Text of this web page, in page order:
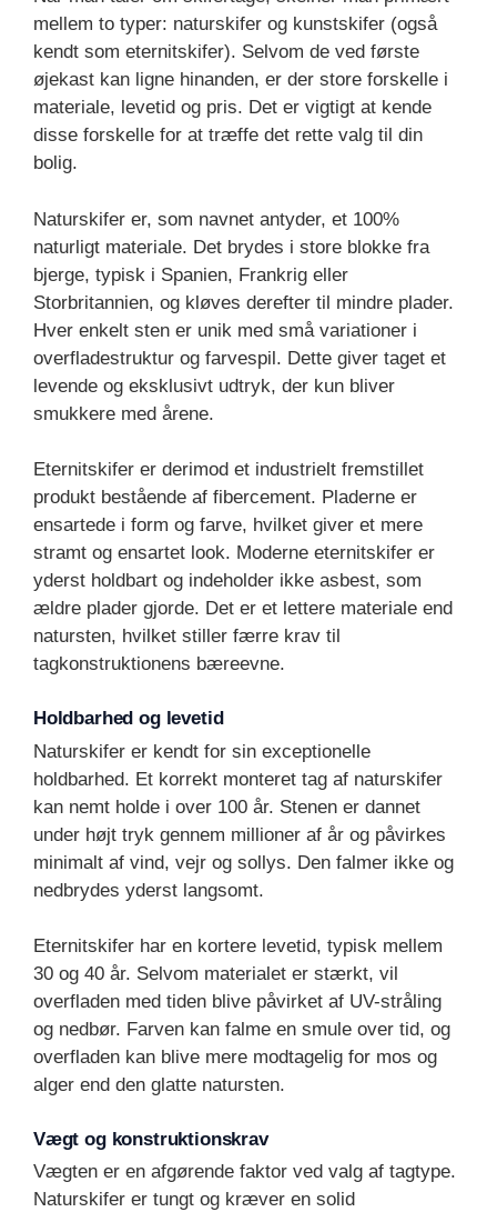
mellem to typer: naturskifer og kunstskifer (også
kendt som eternitskifer). Selvom de ved første
øjekast kan ligne hinanden, er der store forskelle i
materiale, levetid og pris. Det er vigtigt at kende
disse forskelle for at træffe det rette valg til din
bolig.
Naturskifer er, som navnet antyder, et 100%
naturligt materiale. Det brydes i store blokke fra
bjerge, typisk i Spanien, Frankrig eller
Storbritannien, og kløves derefter til mindre plader.
Hver enkelt sten er unik med små variationer i
overfladestruktur og farvespil. Dette giver taget et
levende og eksklusivt udtryk, der kun bliver
smukkere med årene.
Eternitskifer er derimod et industrielt fremstillet
produkt bestående af fibercement. Pladerne er
ensartede i form og farve, hvilket giver et mere
stramt og ensartet look. Moderne eternitskifer er
yderst holdbart og indeholder ikke asbest, som
ældre plader gjorde. Det er et lettere materiale end
natursten, hvilket stiller færre krav til
tagkonstruktionens bæreevne.
Holdbarhed og levetid
Naturskifer er kendt for sin exceptionelle
holdbarhed. Et korrekt monteret tag af naturskifer
kan nemt holde i over 100 år. Stenen er dannet
under højt tryk gennem millioner af år og påvirkes
minimalt af vind, vejr og sollys. Den falmer ikke og
nedbrydes yderst langsomt.
Eternitskifer har en kortere levetid, typisk mellem
30 og 40 år. Selvom materialet er stærkt, vil
overfladen med tiden blive påvirket af UV-stråling
og nedbør. Farven kan falme en smule over tid, og
overfladen kan blive mere modtagelig for mos og
alger end den glatte natursten.
Vægt og konstruktionskrav
Vægten er en afgørende faktor ved valg af tagtype.
Naturskifer er tungt og kræver en solid